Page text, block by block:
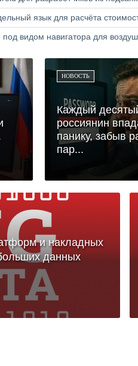
язык для расчёта
видом навигатора для
НОВОСТЬ
Каждый
россиянин
панику, забыв
пар...
и накладных
данных